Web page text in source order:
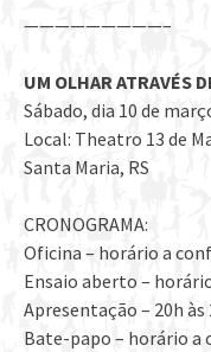
—————————–
UM OLHAR ATRAVÉS
Sábado, dia 10 de
Local: Theatro 13 de
Santa Maria, RS
CRONOGRAMA:
Oficina – horário a
Ensaio aberto –
Apresentação – 20h às
Bate-papo – horário a